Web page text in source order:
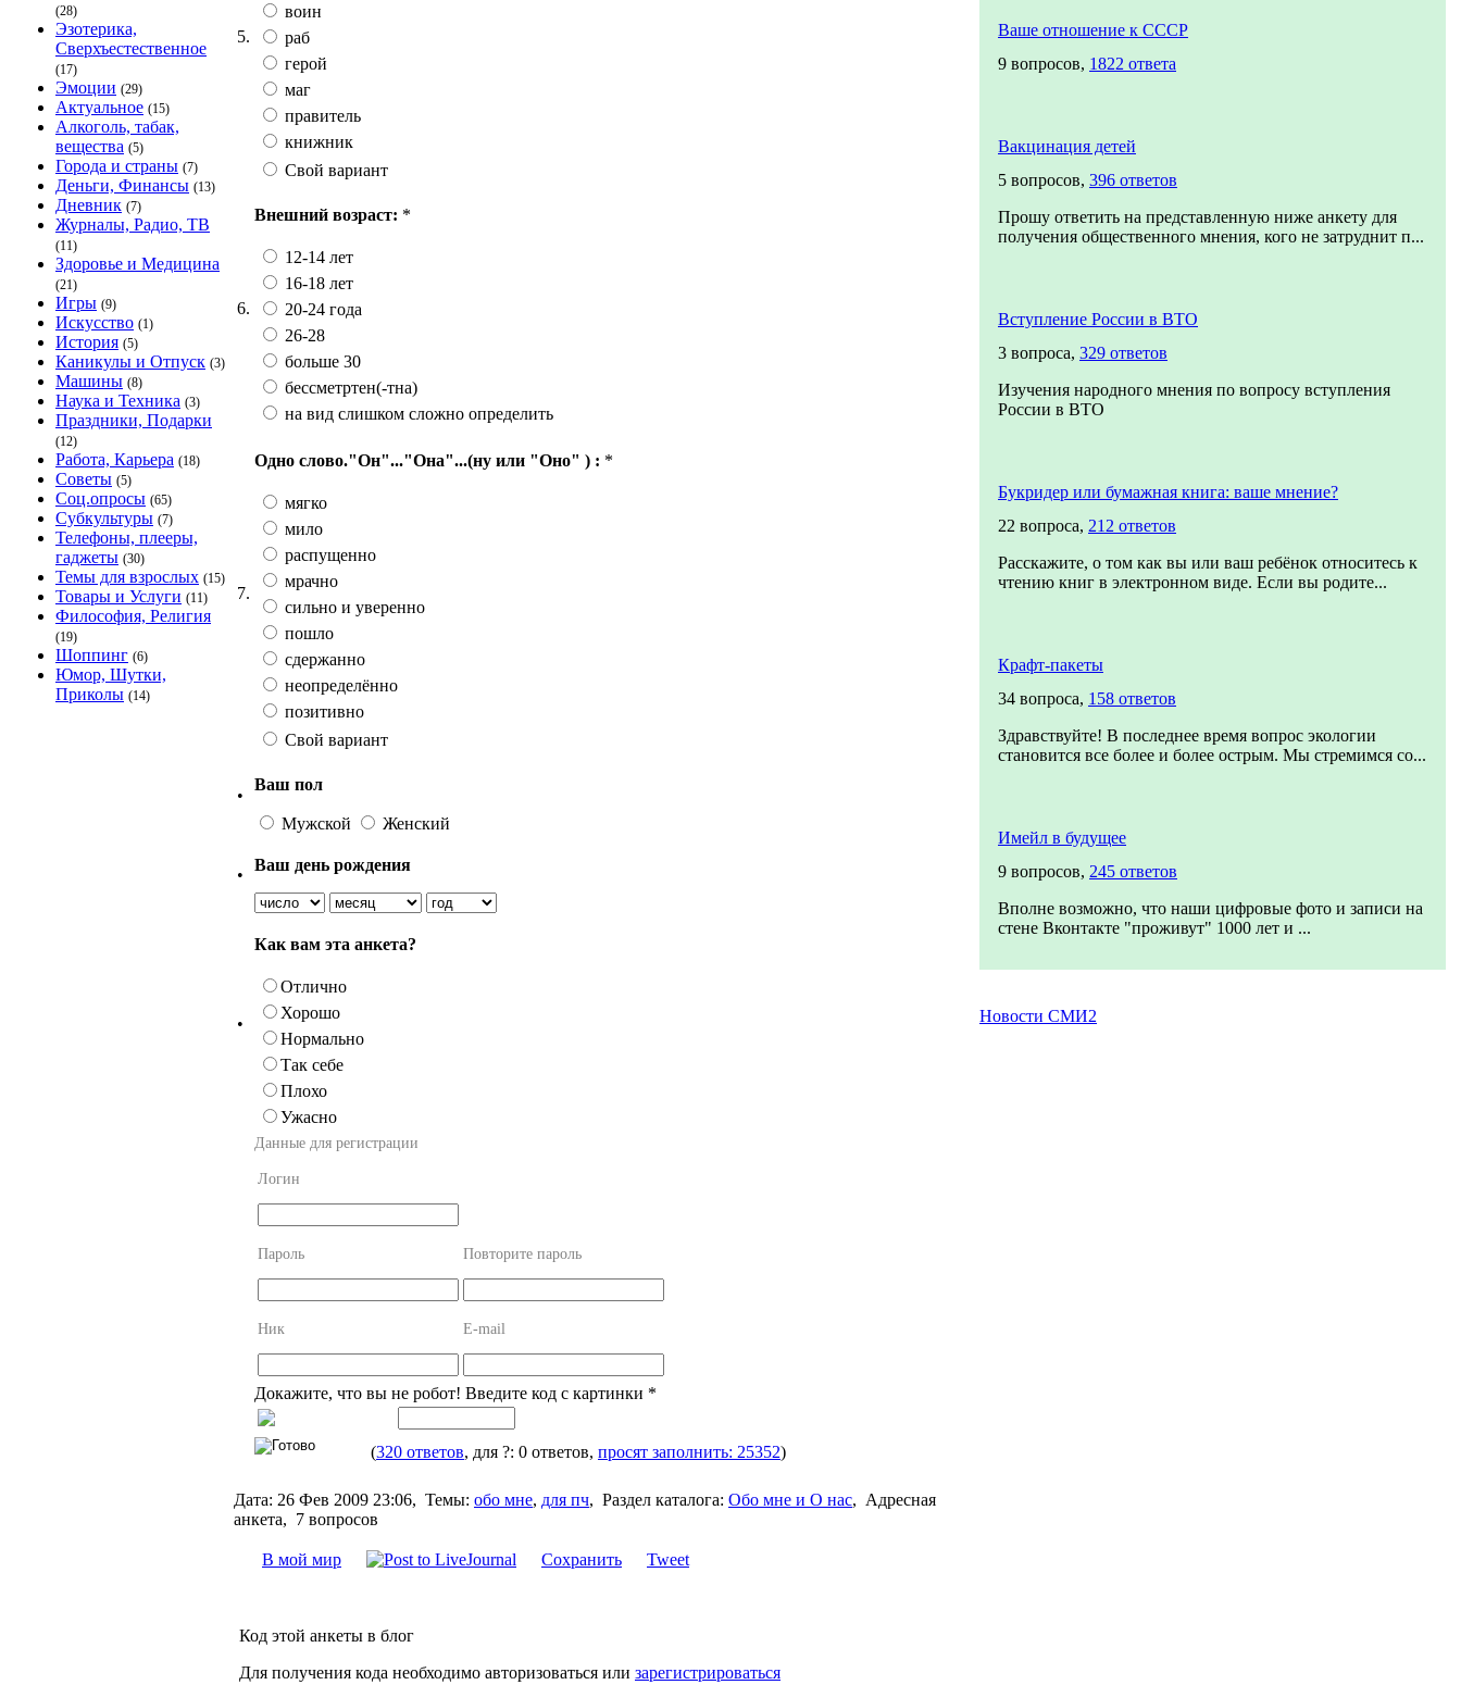
(28)
Эзотерика,
Сверхъестественное
(17)
Эмоции (29)
Актуальное (15)
Алкоголь, табак,
вещества (5)
Города и страны (7)
Деньги, Финансы (13)
Дневник (7)
Журналы, Радио, ТВ
(11)
Здоровье и Медицина
(21)
Игры (9)
Искусство (1)
История (5)
Каникулы и Отпуск (3)
Машины (8)
Наука и Техника (3)
Праздники, Подарки
(12)
Работа, Карьера (18)
Советы (5)
Соц.опросы (65)
Субкультуры (7)
Телефоны, плееры,
гаджеты (30)
Темы для взрослых (15)
Товары и Услуги (11)
Философия, Религия
(19)
Шоппинг (6)
Юмор, Шутки,
Приколы (14)
5.
воин
раб
герой
маг
правитель
книжник
Свой вариант
6.
Внешний возраст: *
12-14 лет
16-18 лет
20-24 года
26-28
больше 30
бессметртен(-тна)
на вид слишком сложно определить
7.
Одно слово."Он"..."Она"...(ну или "Оно" ) : *
мягко
мило
распущенно
мрачно
сильно и уверенно
пошло
сдержанно
неопределённо
позитивно
Свой вариант
•
Ваш пол
Мужской Женский
•
Ваш день рождения
•
Как вам эта анкета?
Отлично
Хорошо
Нормально
Так себе
Плохо
Ужасно
Данные для регистрации
Логин
Пароль Повторите пароль
Ник E-mail
Докажите, что вы не робот! Введите код с картинки *
(320 ответов, для ?: 0 ответов, просят заполнить: 25352)
Дата: 26 Фев 2009 23:06, Темы: обо мне, для пч, Раздел каталога: Обо мне и О нас, Адресная
анкета, 7 вопросов
В мой мир Сохранить Tweet
Код этой анкеты в блог
Для получения кода необходимо авторизоваться или зарегистрироваться
Ваше отношение к СССР
9 вопросов, 1822 ответа
Вакцинация детей
5 вопросов, 396 ответов
Прошу ответить на представленную ниже анкету для
получения общественного мнения, кого не затруднит п...
Вступление России в ВТО
3 вопроса, 329 ответов
Изучения народного мнения по вопросу вступления
России в ВТО
Букридер или бумажная книга: ваше мнение?
22 вопроса, 212 ответов
Расскажите, о том как вы или ваш ребёнок относитесь к
чтению книг в электронном виде. Если вы родите...
Крафт-пакеты
34 вопроса, 158 ответов
Здравствуйте! В последнее время вопрос экологии
становится все более и более острым. Мы стремимся со...
Имейл в будущее
9 вопросов, 245 ответов
Вполне возможно, что наши цифровые фото и записи на
стене Вконтакте "проживут" 1000 лет и ...
Новости СМИ2